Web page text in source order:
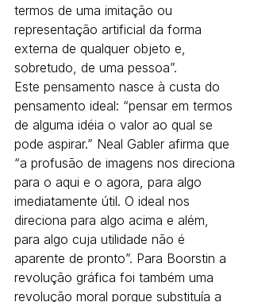
termos de uma imitação ou
representação artificial da forma
externa de qualquer objeto e,
sobretudo, de uma pessoa”.
Este pensamento nasce à custa do
pensamento ideal: “pensar em termos
de alguma idéia o valor ao qual se
pode aspirar.” Neal Gabler afirma que
“a profusão de imagens nos direciona
para o aqui e o agora, para algo
imediatamente útil. O ideal nos
direciona para algo acima e além,
para algo cuja utilidade não é
aparente de pronto”. Para Boorstin a
revolução gráfica foi também uma
revolução moral porque substituía a